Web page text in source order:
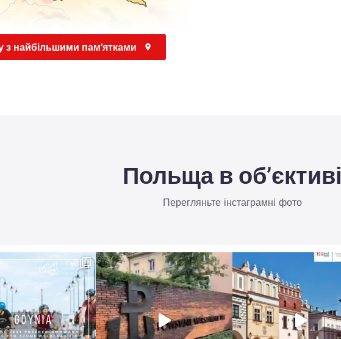
з найбільшими пам’ятками
Польща в об’єктиві
Перегляньте інстаграмні фото